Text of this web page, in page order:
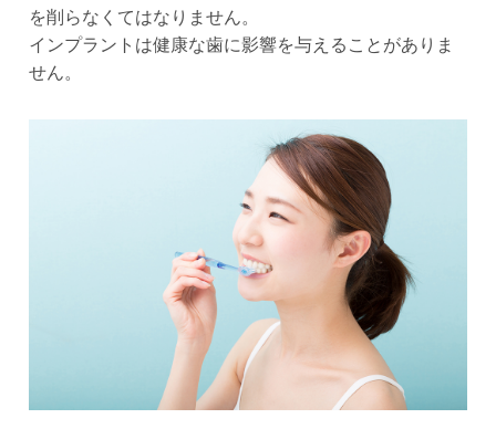
を削らなくてはなりません。
インプラントは健康な歯に影響を与えることがありま
せん。